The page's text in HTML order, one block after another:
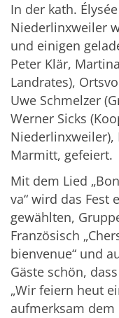
In der kath.
Niederlinxweiler
und einigen
Peter Klär,
Landrates),
Uwe Schmelzer
Werner Sicks
Niederlinxweiler),
Marmitt, gefeiert.
Mit dem Lied
va“ wird das Fest
gewählten,
Französisch
bienvenue“ und
Gäste schön,
„Wir feiern heut
aufmerksam dem